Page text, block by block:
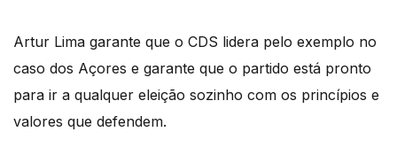
Artur Lima garante que o CDS lidera pelo exemplo no
caso dos Açores e garante que o partido está pronto
para ir a qualquer eleição sozinho com os princípios e
valores que defendem.